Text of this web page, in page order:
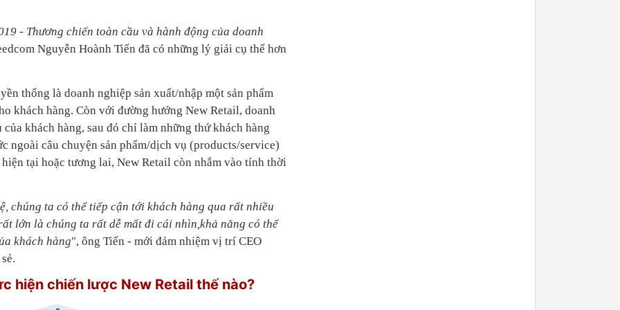
- Thương chiến toàn cầu và hành động của doanh
Nguyễn Hoành Tiến đã có những lý giải cụ thể hơn
thống là doanh nghiệp sản xuất/nhập một sản phẩm
khách hàng. Còn với đường hướng New Retail, doanh
khách hàng, sau đó chỉ làm những thứ khách hàng
ngoài câu chuyện sản phẩm/dịch vụ (products/service)
tại hoặc tương lai, New Retail còn nhắm vào tính thời
chúng ta có thể tiếp cận tới khách hàng qua rất nhiều
lớn là chúng ta rất dễ mất đi cái nhìn,khả năng có thể
khách hàng", ông Tiến - mới đảm nhiệm vị trí CEO
hiện chiến lược New Retail thế nào?